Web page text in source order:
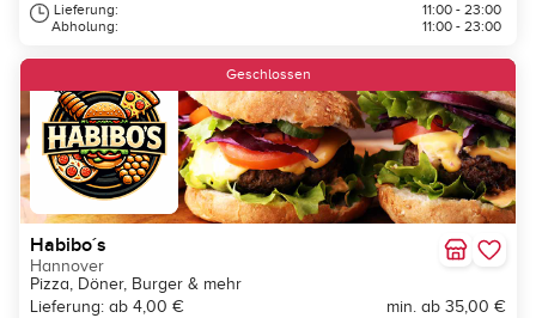
Lieferung:
Abholung:
11:00 - 23:00
11:00 - 23:00
Geschlossen
Habibo´s
Hannover
Pizza, Döner, Burger & mehr
Lieferung: ab 4,00 €
min. ab 35,00 €